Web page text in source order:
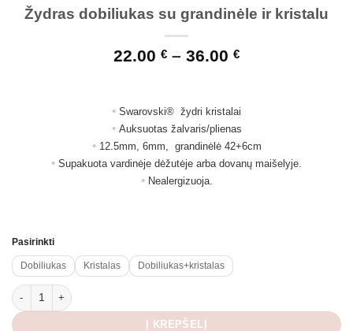
Žydras dobiliukas su grandinėle ir kristalu
22.00 € – 36.00 €Price
36.00 €
• Swarovski® žydri kristalai
• Auksuotas žalvaris/plienas
• 12.5mm, 6mm, grandinėlė 42+6cm
• Supakuota vardinėje dėžutėje arba dovanų maišelyje.
• Nealergizuoja.
Pasirinkti
Dobiliukas Kristalas Dobiliukas+kristalas
produkto kiekis: Žydras dobiliukas su grandinėle ir kristalu
Į KREPŠELĮ